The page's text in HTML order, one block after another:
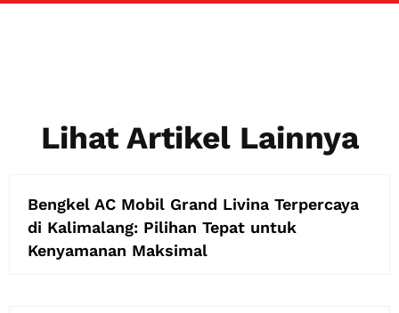
Lihat Artikel Lainnya
Bengkel AC Mobil Grand Livina Terpercaya
di Kalimalang: Pilihan Tepat untuk
Kenyamanan Maksimal